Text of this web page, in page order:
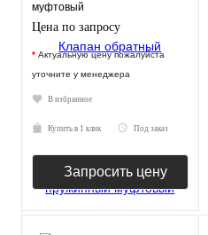
муфтовый
Цена по запросу
* Актуальную цену пожалуйста
уточните у менеджера
В избранное
Купить в 1 клик Под заказ
Запросить цену